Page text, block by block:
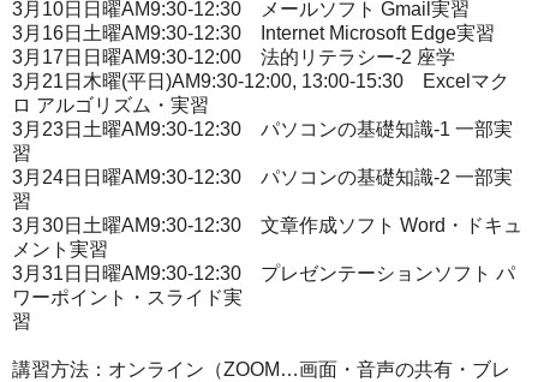
3月10日日曜AM9:30-12:30 メールソフト Gmail実習
3月16日土曜AM9:30-12:30 Internet Microsoft Edge実習
3月17日日曜AM9:30-12:00 法的リテラシー-2 座学
3月21日木曜(平日)AM9:30-12:00, 13:00-15:30 Excelマク
ロ アルゴリズム・実習
3月23日土曜AM9:30-12:30 パソコンの基礎知識-1 一部実
習
3月24日日曜AM9:30-12:30 パソコンの基礎知識-2 一部実
習
3月30日土曜AM9:30-12:30 文章作成ソフト Word・ドキュ
メント実習
3月31日日曜AM9:30-12:30 プレゼンテーションソフト パ
ワーポイント・スライド実
習
講習方法：オンライン（ZOOM…画面・音声の共有・ブレ